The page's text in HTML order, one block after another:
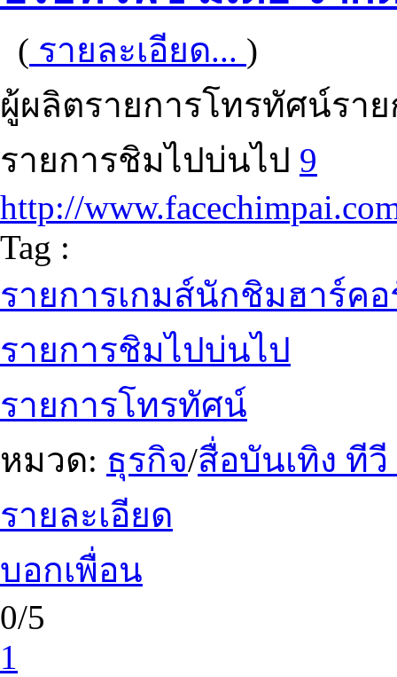
( รายละเอียด... )
ผู้ผลิตรายการโทรทัศน์รา
รายการชิมไปบ่นไป 9
http://
Tag :
รายการเกมส์นักชิมฮาร์คอ
รายการชิมไปบ่นไป
รายการโทรทัศน์
หมวด: ธุรกิจ/สื่อบันเทิง ที
รายละเอียด
บอกเพื่อน
0/5
1